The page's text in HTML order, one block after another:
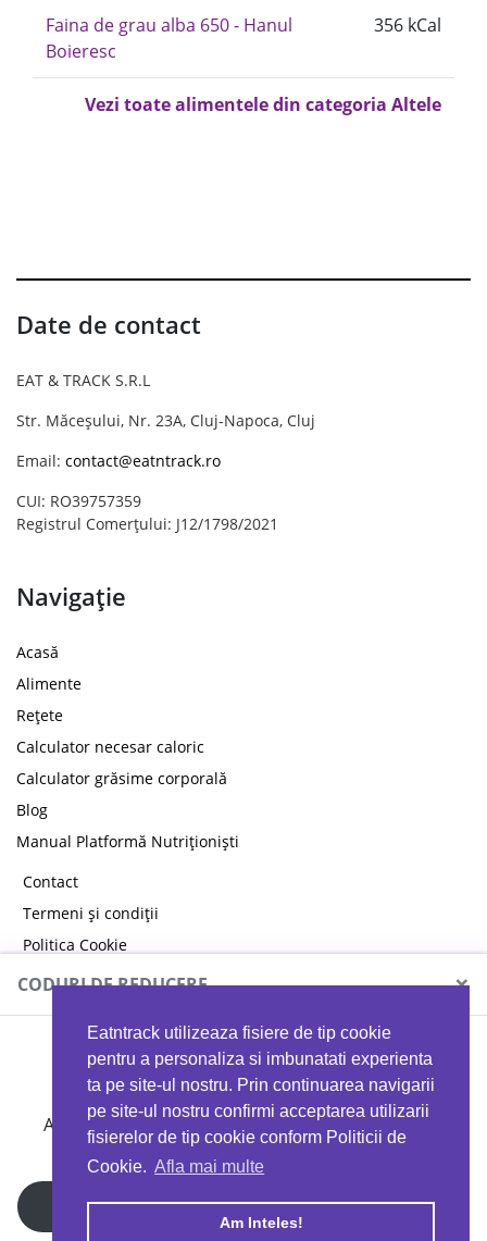
Eatntrack utilizeaza fisiere de tip cookie
pentru a personaliza si imbunatati experienta
ta pe site-ul nostru. Prin continuarea navigarii
pe site-ul nostru confirmi acceptarea utilizarii
fisierelor de tip cookie conform Politicii de
Cookie. Afla mai multe
Am Inteles!
Faina de grau alba 650 - Hanul
Boieresc
356 kCal
Vezi toate alimentele din categoria Altele
Date de contact
EAT & TRACK S.R.L
Str. Măceșului, Nr. 23A, Cluj-Napoca, Cluj
Email: contact@eatntrack.ro
CUI: RO39757359
Registrul Comerțului: J12/1798/2021
Navigație
Acasă
Alimente
Rețete
Calculator necesar caloric
Calculator grăsime corporală
Blog
Manual Platformă Nutriționiști
Contact
Termeni și condiții
Politica Cookie
Politica de confidențialitate
CODURI DE REDUCERE ×
MYPROTEIN
Ai 40%reducere la orice comandă folosind codul
EATTRACK
Profită acum